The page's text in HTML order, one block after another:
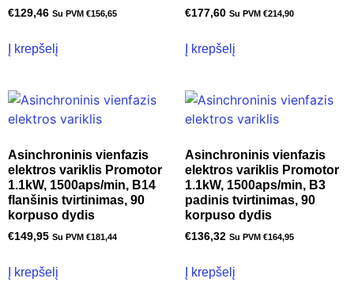
€129,46 Su PVM €156,65
Į krepšelį
€177,60 Su PVM €214,90
Į krepšelį
Asinchroninis vienfazis
elektros variklis Promotor
1.1kW, 1500aps/min, B14
flanšinis tvirtinimas, 90
korpuso dydis
€149,95 Su PVM €181,44
Į krepšelį
Asinchroninis vienfazis
elektros variklis Promotor
1.1kW, 1500aps/min, B3
padinis tvirtinimas, 90
korpuso dydis
€136,32 Su PVM €164,95
Į krepšelį